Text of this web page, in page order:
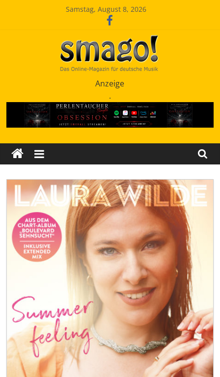
Samstag, August 8, 2026
SchlagerMAGazinOnline
Anzeige
.